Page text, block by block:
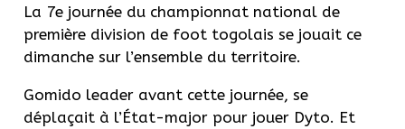
La 7e journée du championnat national de
première division de foot togolais se jouait ce
dimanche sur l’ensemble du territoire.
Gomido leader avant cette journée, se
déplaçait à l’État-major pour jouer Dyto. Et